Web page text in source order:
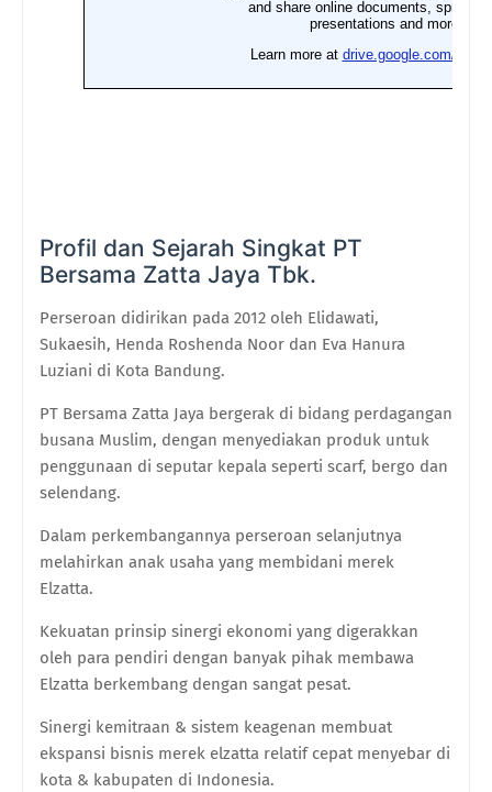
Profil dan Sejarah Singkat PT
Bersama Zatta Jaya Tbk.
Perseroan didirikan pada 2012 oleh Elidawati,
Sukaesih, Henda Roshenda Noor dan Eva Hanura
Luziani di Kota Bandung.
PT Bersama Zatta Jaya bergerak di bidang perdagangan
busana Muslim, dengan menyediakan produk untuk
penggunaan di seputar kepala seperti scarf, bergo dan
selendang.
Dalam perkembangannya perseroan selanjutnya
melahirkan anak usaha yang membidani merek
Elzatta.
Kekuatan prinsip sinergi ekonomi yang digerakkan
oleh para pendiri dengan banyak pihak membawa
Elzatta berkembang dengan sangat pesat.
Sinergi kemitraan & sistem keagenan membuat
ekspansi bisnis merek elzatta relatif cepat menyebar di
kota & kabupaten di Indonesia.